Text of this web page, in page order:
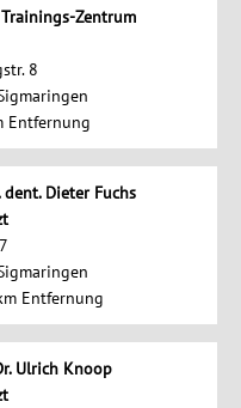
Zentrum
8
Entfernung
dent. Dieter Fuchs
Entfernung
Ulrich Knoop